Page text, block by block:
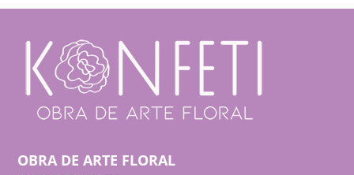
OBRA DE ARTE FLORAL